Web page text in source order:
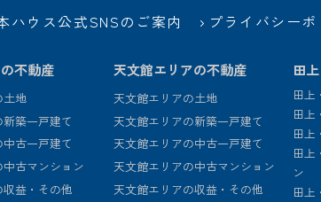
ハウス公式SNSのご案内 プライバシー
不動産
土地
築一戸建て
古一戸建て
古マンション
益・その他
天文館エリアの不動産
天文館エリアの土地
天文館エリアの新築一戸建て
天文館エリアの中古一戸建て
天文館エリアの中古マンション
天文館エリアの収益・その他
田
田上
田上
田上
田上
ン
田上